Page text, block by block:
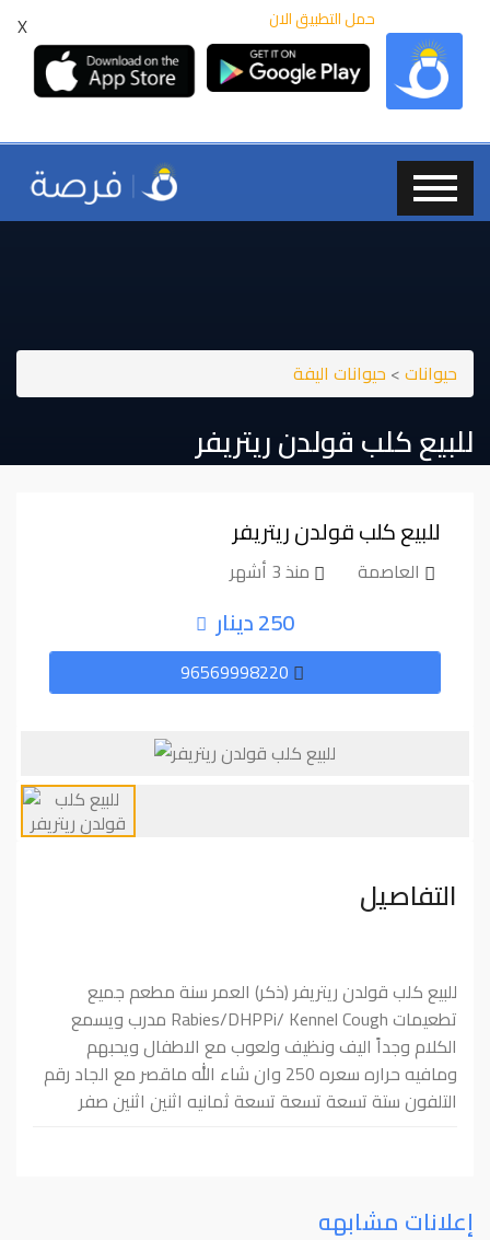
X حمل التطبيق الان
حيوانات> حيوانات اليفة
للبيع كلب قولدن ريتريفر
للبيع كلب قولدن ريتريفر
العاصمة منذ 3 أشهر
250 دينار
التفاصيل
للبيع كلب قولدن ريتريفر (ذكر) العمر سنة مطعم جميع
تطعيمات Rabies/DHPPi/ Kennel Cough مدرب ويسمع
الكلام وجداً اليف ونظيف ولعوب مع الاطفال ويحبهم
ومافيه حراره سعره 250 وان شاء الله ماقصر مع الجاد رقم
التلفون ستة تسعة تسعة تسعة ثمانيه اثنين اثنين صفر
إعلانات مشابهه